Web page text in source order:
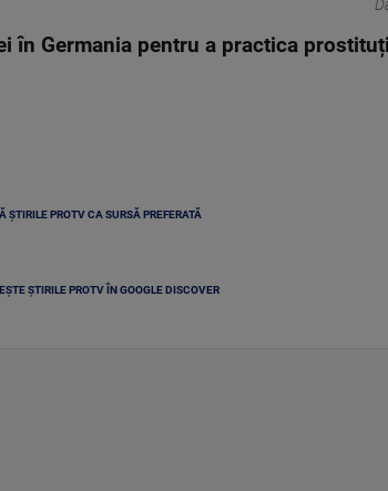
în Germania pentru a practica
ȘTIRILE PROTV CA SURSĂ PREFERATĂ
ȘTIRILE PROTV ÎN GOOGLE DISCOVER